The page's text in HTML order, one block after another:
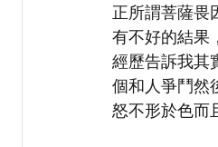
正所謂菩薩畏
有不好的結果
經歷告訴我其
個和人爭鬥然
怒不形於色而